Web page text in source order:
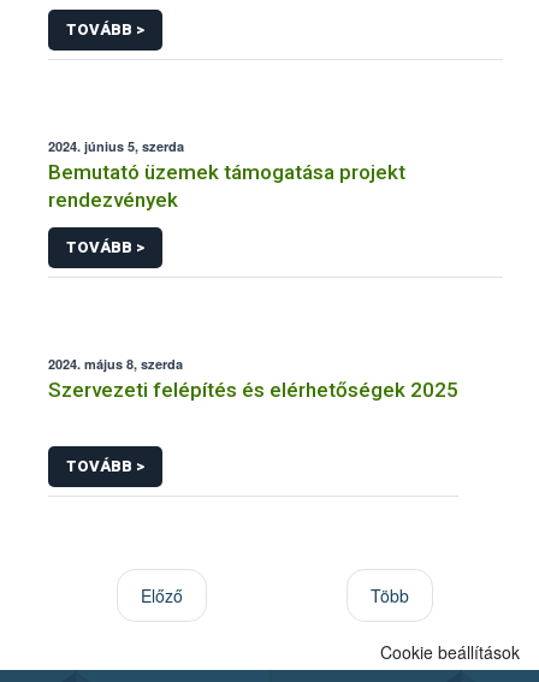
TOVÁBB >
2024. június 5, szerda
Bemutató üzemek támogatása projekt
rendezvények
TOVÁBB >
2024. május 8, szerda
Szervezeti felépítés és elérhetőségek 2025
TOVÁBB >
Előző Több
Cookie beállítások